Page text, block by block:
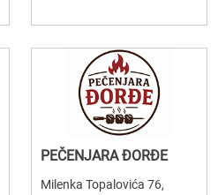
PEČENJARA ĐORĐE
Milenka Topalovića 76,